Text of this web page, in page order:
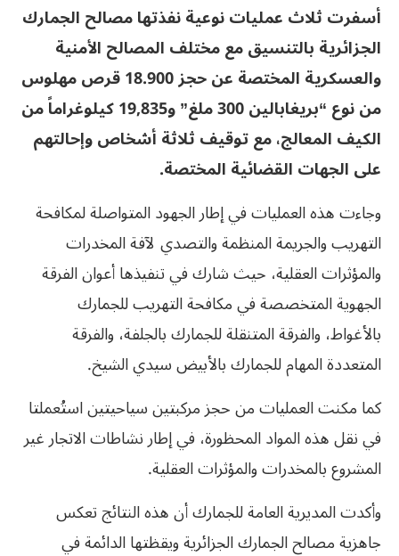
أسفرت ثلاث عمليات نوعية نفذتها مصالح الجمارك
الجزائرية بالتنسيق مع مختلف المصالح الأمنية
والعسكرية المختصة عن حجز 18.900 قرص مهلوس
من نوع “بريغابالين 300 ملغ” و19,835 كيلوغراماً من
الكيف المعالج، مع توقيف ثلاثة أشخاص وإحالتهم
على الجهات القضائية المختصة.
وجاءت هذه العمليات في إطار الجهود المتواصلة لمكافحة
التهريب والجريمة المنظمة والتصدي لآفة المخدرات
والمؤثرات العقلية، حيث شارك في تنفيذها أعوان الفرقة
الجهوية المتخصصة في مكافحة التهريب للجمارك
بالأغواط، والفرقة المتنقلة للجمارك بالجلفة، والفرقة
المتعددة المهام للجمارك بالأبيض سيدي الشيخ.
كما مكنت العمليات من حجز مركبتين سياحيتين استُعملتا
في نقل هذه المواد المحظورة، في إطار نشاطات الاتجار غير
المشروع بالمخدرات والمؤثرات العقلية.
وأكدت المديرية العامة للجمارك أن هذه النتائج تعكس
جاهزية مصالح الجمارك الجزائرية ويقظتها الدائمة في